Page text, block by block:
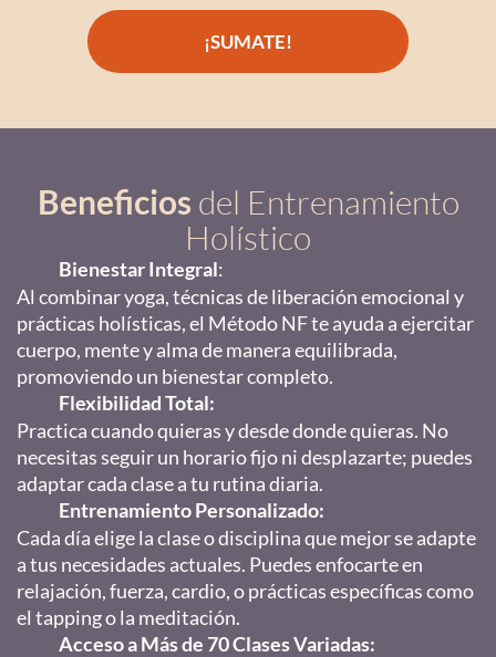
¡SUMATE!
Beneficios del Entrenamiento
Holístico
Bienestar Integral:
Al combinar yoga, técnicas de liberación emocional y
prácticas holísticas, el Método NF te ayuda a ejercitar
cuerpo, mente y alma de manera equilibrada,
promoviendo un bienestar completo.
Flexibilidad Total:
Practica cuando quieras y desde donde quieras. No
necesitas seguir un horario fijo ni desplazarte; puedes
adaptar cada clase a tu rutina diaria.
Entrenamiento Personalizado:
Cada día elige la clase o disciplina que mejor se adapte
a tus necesidades actuales. Puedes enfocarte en
relajación, fuerza, cardio, o prácticas específicas como
el tapping o la meditación.
Acceso a Más de 70 Clases Variadas: